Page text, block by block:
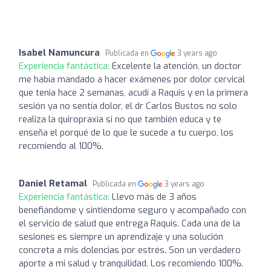
Isabel Namuncura Publicada en 3 years ago
Experiencia fantástica: Excelente la atención, un doctor
me había mandado a hacer exámenes por dolor cervical
que tenia hace 2 semanas, acudí a Raquis y en la primera
sesión ya no sentía dolor, el dr Carlos Bustos no solo
realiza la quiropraxia si no que también educa y te
enseña el porqué de lo que le sucede a tu cuerpo, los
recomiendo al 100%.
Daniel Retamal Publicada en 3 years ago
Experiencia fantástica: Llevo más de 3 años
benefiándome y sintiéndome seguro y acompañado con
el servicio de salud que entrega Raquis. Cada una de la
sesiones es siempre un aprendizaje y una solución
concreta a mis dolencias por estrés. Son un verdadero
aporte a mi salud y tranquilidad. Los recomiendo 100%.